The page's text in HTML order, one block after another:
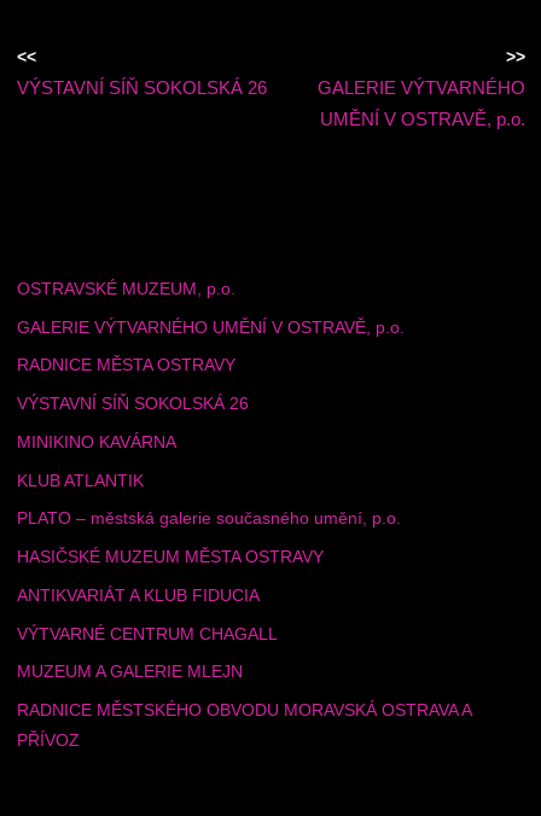
<<
VÝSTAVNÍ SÍŇ SOKOLSKÁ 26
>>
GALERIE VÝTVARNÉHO
UMĚNÍ V OSTRAVĚ, p.o.
OSTRAVSKÉ MUZEUM, p.o.
GALERIE VÝTVARNÉHO UMĚNÍ V OSTRAVĚ, p.o.
RADNICE MĚSTA OSTRAVY
VÝSTAVNÍ SÍŇ SOKOLSKÁ 26
MINIKINO KAVÁRNA
KLUB ATLANTIK
PLATO – městská galerie současného umění, p.o.
HASIČSKÉ MUZEUM MĚSTA OSTRAVY
ANTIKVARIÁT A KLUB FIDUCIA
VÝTVARNÉ CENTRUM CHAGALL
MUZEUM A GALERIE MLEJN
RADNICE MĚSTSKÉHO OBVODU MORAVSKÁ OSTRAVA A
PŘÍVOZ